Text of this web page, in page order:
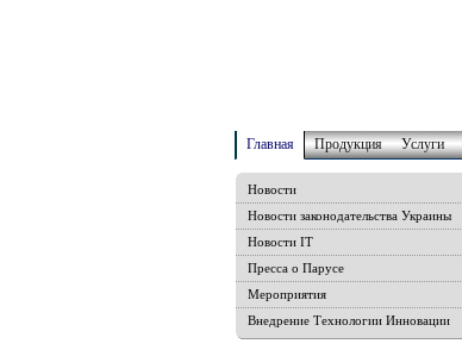
Главная Продукция Услуги
Новости
Новости законодательства Украины
Новости IT
Пресса о Парусе
Мероприятия
Внедрение Технологии Инновации